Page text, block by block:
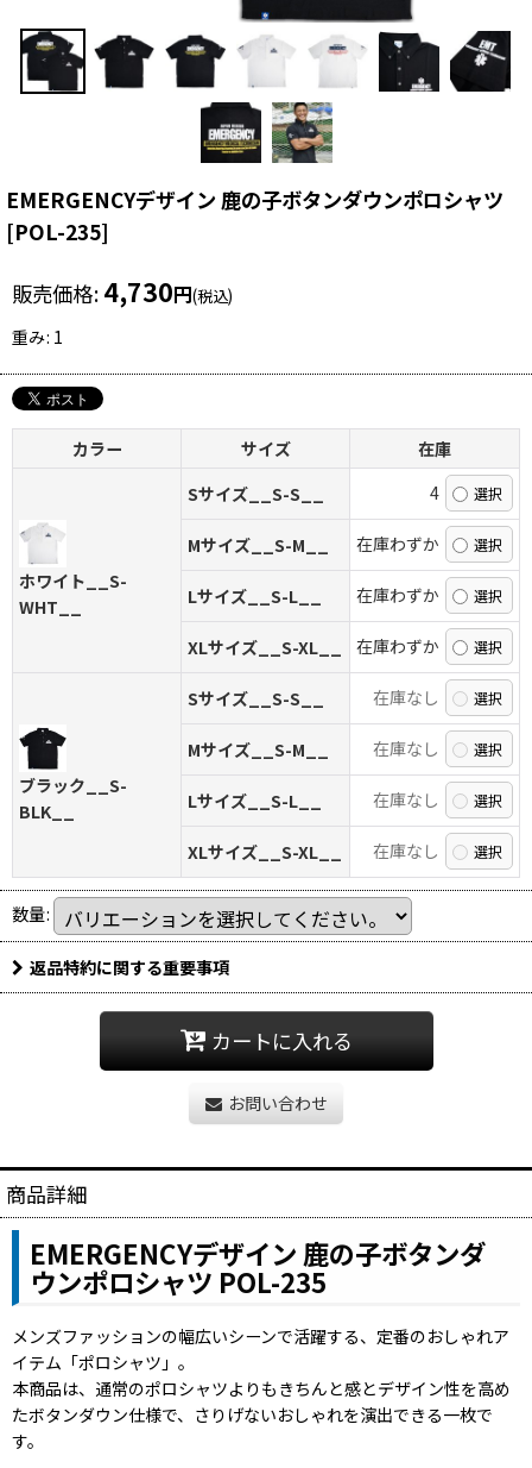
EMERGENCYデザイン 鹿の子ボタンダウンポロシャツ
[POL-235]
販売価格: 4,730円(税込)
重み: 1
カラー サイズ 在庫
ホワイト__S-
WHT__
Sサイズ__S-S__ 4
Mサイズ__S-M__ 在庫わずか
Lサイズ__S-L__ 在庫わずか
XLサイズ__S-XL__ 在庫わずか
ブラック__S-
BLK__
Sサイズ__S-S__ 在庫なし
Mサイズ__S-M__ 在庫なし
Lサイズ__S-L__ 在庫なし
XLサイズ__S-XL__ 在庫なし
数量:
返品特約に関する重要事項
カートに入れる
お問い合わせ
商品詳細
EMERGENCYデザイン 鹿の子ボタンダ
ウンポロシャツ POL-235
メンズファッションの幅広いシーンで活躍する、定番のおしゃれア
イテム「ポロシャツ」。
本商品は、通常のポロシャツよりもきちんと感とデザイン性を高め
たボタンダウン仕様で、さりげないおしゃれを演出できる一枚で
す。